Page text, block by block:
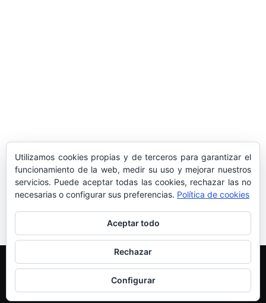
LA DELEGACIÓN DE TARRAGONA
ASISTE INVITADA A LA “CENA DE GALA
DE LAS CUATRO MARINAS”
Más información sobre las cookies
© Newspaper WordPress Theme by TagDiv
Utilizamos cookies propias y de terceros para garantizar el
funcionamiento de la web, medir su uso y mejorar nuestros
servicios. Puede aceptar todas las cookies, rechazar las no
necesarias o configurar sus preferencias. Política de cookies
Aceptar todo
Rechazar
Configurar